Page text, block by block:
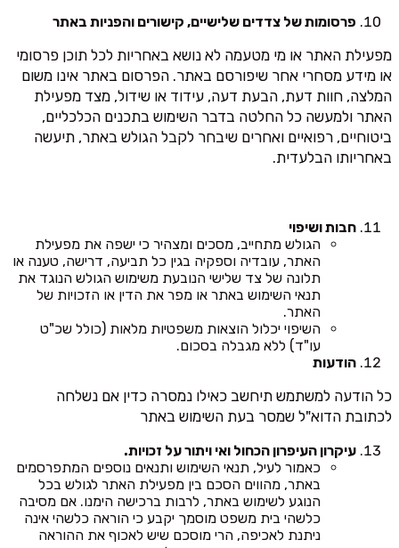
פרסומות של צדדים שלישיים, קישורים והפניות באתר
מפעילת האתר או מי מטעמה לא נושא באחריות לכל תוכן פרסומי
או מידע מסחרי אחר שיפורסם באתר. הפרסום באתר אינו משום
המלצה, חוות דעת, הבעת דעה, עידוד או שידול, מצד מפעילת
האתר ולמעשה כל החלטה בדבר השימוש בתכנים הכלכליים,
ביטוחיים, רפואיים ואחרים שיבחר לקבל הגולש באתר, תיעשה
באחריותו הבלעדית.
חבות ושיפוי
הגולש מתחייב, מסכים ומצהיר כי ישפה את מפעילת
האתר, עובדיה וספקיה בגין כל תביעה, דרישה, טענה או
תלונה של צד שלישי הנובעת משימוש הגולש הנוגד את
תנאי השימוש באתר או מפר את הדין או הזכויות של
האתר.
השיפוי יכלול הוצאות משפטיות מלאות (כולל שכ"ט
עו"ד) ללא מגבלה בסכום.
הודעות
כל הודעה למשתמש תיחשב כאילו נמסרה כדין אם נשלחה
לכתובת הדוא"ל שמסר בעת השימוש באתר
עיקרון העיפרון הכחול ואי ויתור על זכויות.
כאמור לעיל, תנאי השימוש ותנאים נוספים המתפרסמים
באתר, מהווים הסכם בין מפעילת האתר לגולש בכל
הנוגע לשימוש באתר, לרבות ברכישה הימנו. אם מסיבה
כלשהי בית משפט מוסמך יקבע כי הוראה כלשהי אינה
ניתנת לאכיפה, הרי מוסכם שיש לאכוף את ההוראה